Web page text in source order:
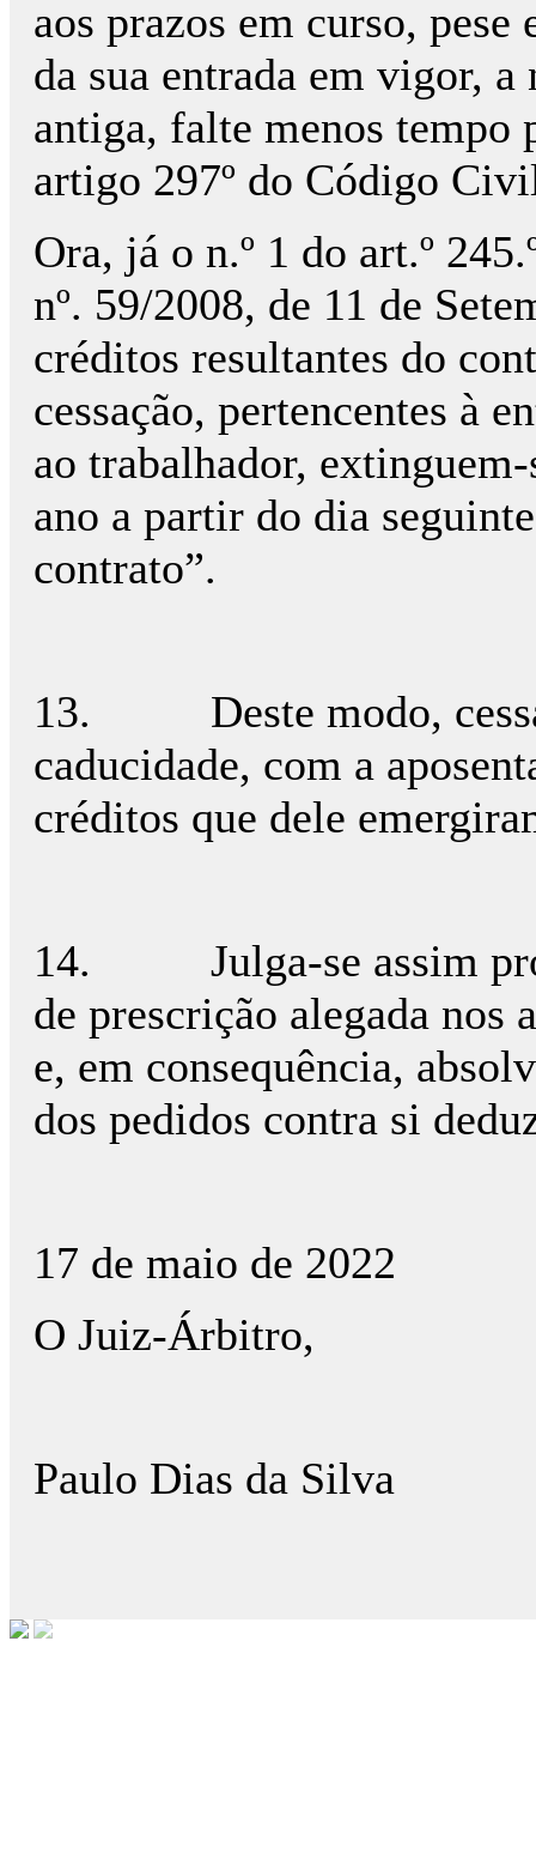
aos prazos em curso,
da sua entrada em vigor,
antiga, falte menos tempo
artigo 297º do Código
Ora, já o n.º 1 do art.º
nº. 59/2008, de 11 de
créditos resultantes do
cessação, pertencentes à
ao trabalhador,
ano a partir do dia
contrato”.
13.
Deste modo,
caducidade, com a
créditos que dele
14.
Julga-se assim
de prescrição alegada nos
e, em consequência,
dos pedidos contra si
17 de maio de 2022
O Juiz-Árbitro,
Paulo Dias da Silva